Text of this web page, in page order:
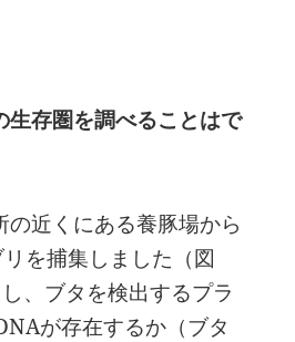
存圏を調べることはで
近くにある養豚場から
を捕集しました（図
、ブタを検出するプラ
が存在するか（ブタ